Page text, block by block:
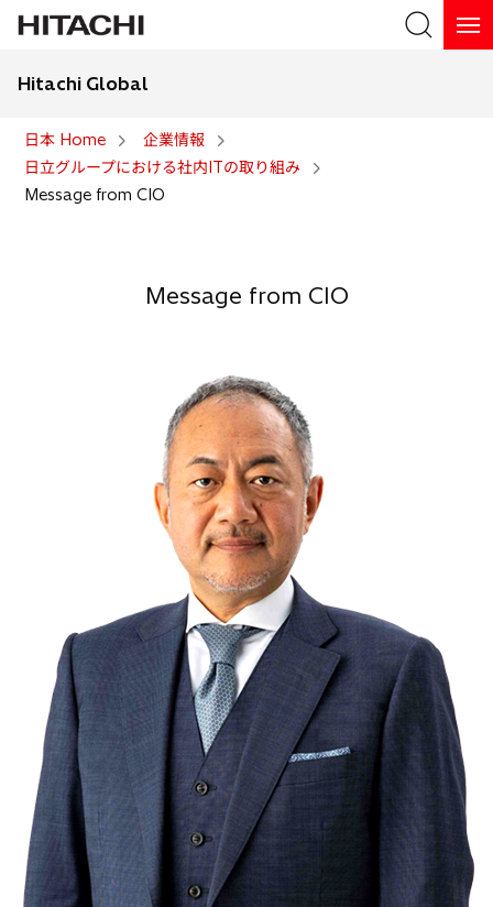
Hitachi Global
日本 Home
企業情報
日立グループにおける社内ITの取り組み
Message from CIO
Message from CIO